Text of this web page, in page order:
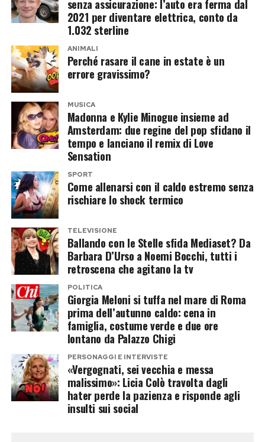
il kolossal di Christopher Nolan.
Tra i passaggi più personali dell’intervista c’è
quello dedicato al rapporto con il proprio corpo.
Pilar Fogliati ricorda l’esperienza sul palco del
Festival di Sanremo e un messaggio ricevuto sui
social che l’ha profondamente colpita.
Una ragazza di 17 anni l’ha ringraziata per aver
trasmesso un messaggio di body positivity. Non
per il fisico, ma per le sue orecchie a sventola.
«Lei si riferiva alle mie orecchie a sventola»,
racconta sorridendo.
Alla domanda se oggi abbia fatto pace con
quella caratteristica fisica che da bambina
poteva rappresentare un complesso, la risposta
è netta.
«Esco sempre con la coda di cavallo, quindi direi
di sì».
Il no di Paolo Sorrentino che non ha
dimenticato
Non sono mancati i momenti difficili. Tra questi,
senza assicurazione: l’auto era ferma dal
2021 per diventare elettrica, conto da
1.032 sterline
ANIMALI
Perché rasare il cane in estate è un
errore gravissimo?
MUSICA
Madonna e Kylie Minogue insieme ad
Amsterdam: due regine del pop sfidano il
tempo e lanciano il remix di Love
Sensation
SPORT
Come allenarsi con il caldo estremo senza
rischiare lo shock termico
TELEVISIONE
Ballando con le Stelle sfida Mediaset? Da
Barbara D’Urso a Noemi Bocchi, tutti i
retroscena che agitano la tv
POLITICA
Giorgia Meloni si tuffa nel mare di Roma
prima dell’autunno caldo: cena in
famiglia, costume verde e due ore
lontano da Palazzo Chigi
PERSONAGGI E INTERVISTE
«Vergognati, sei vecchia e messa
malissimo»: Licia Colò travolta dagli
hater perde la pazienza e risponde agli
insulti sui social